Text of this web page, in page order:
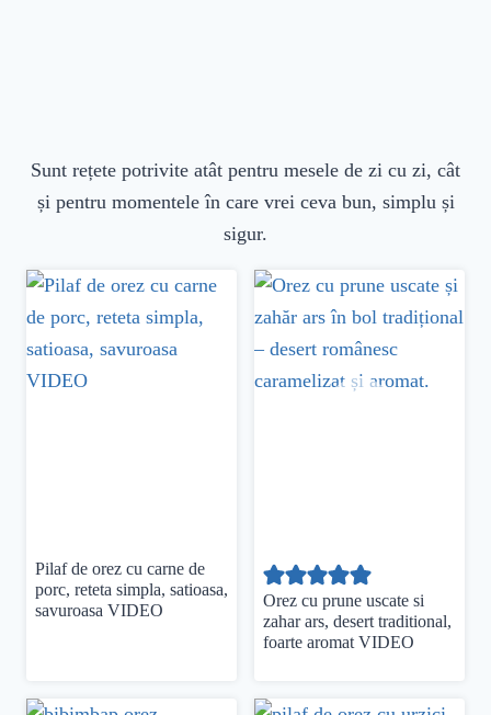
Sunt rețete potrivite atât pentru mesele de zi cu zi, cât
și pentru momentele în care vrei ceva bun, simplu și
sigur.
Pilaf de orez cu carne de
porc, reteta simpla, satioasa,
savuroasa VIDEO
Orez cu prune uscate si
zahar ars, desert traditional,
foarte aromat VIDEO